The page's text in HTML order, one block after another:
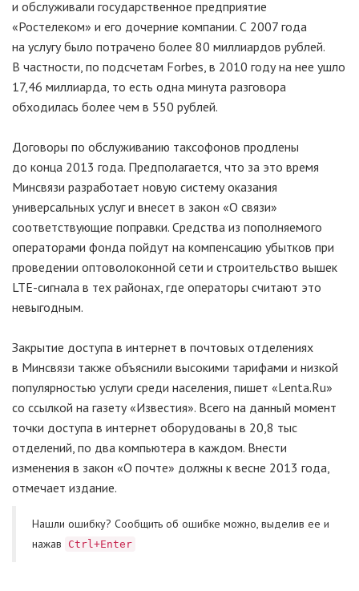
и обслуживали государственное предприятие
«Ростелеком» и его дочерние компании. С 2007 года
на услугу было потрачено более 80 миллиардов рублей.
В частности, по подсчетам Forbes, в 2010 году на нее ушло
17,46 миллиарда, то есть одна минута разговора
обходилась более чем в 550 рублей.
Договоры по обслуживанию таксофонов продлены
до конца 2013 года. Предполагается, что за это время
Минсвязи разработает новую систему оказания
универсальных услуг и внесет в закон «О связи»
соответствующие поправки. Средства из пополняемого
операторами фонда пойдут на компенсацию убытков при
проведении оптоволоконной сети и строительство вышек
LTE-сигнала в тех районах, где операторы считают это
невыгодным.
Закрытие доступа в интернет в почтовых отделениях
в Минсвязи также объяснили высокими тарифами и низкой
популярностью услуги среди населения, пишет «Lenta.Ru»
со ссылкой на газету «Известия». Всего на данный момент
точки доступа в интернет оборудованы в 20,8 тыс
отделений, по два компьютера в каждом. Внести
изменения в закон «О почте» должны к весне 2013 года,
отмечает издание.
Нашли ошибку? Cообщить об ошибке можно, выделив ее и
нажав
Ctrl+Enter